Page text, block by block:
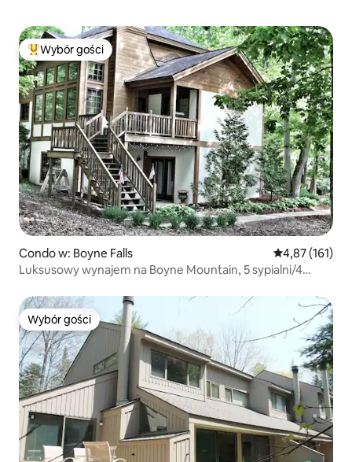
Najpopularniejsze z kategorii Wybór gości
Wybór gości
Condo w: Boyne Falls Średnia
4,87 (161)
Luksusowy wynajem na Boyne Mountain, 5 sypialni/4
Wybór gości
Wybór gości